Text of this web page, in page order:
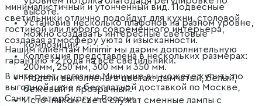
минималистичный и утонченный вид. Подвесные
светильники отлично подойдут для кухни, столовой,
гостиной или любого современного интерьера,
создавая атмосферу уюта и изысканности.
высоте.
Установив несколько плафонов на разном уровне,
можно создавать интересные световые
композиции.
Коллекция представлена в нескольких размерах:
200мм, 250 мм, 300 мм и 350 мм.
Модели выполнены в цветах: дымчатый, белый,
бежевый и прозрачный.
Источником света служат сменные лампы с
Нашим клиентам Minimir мы дарим дополнительную
гарантию +2 года на все светильники.
В интернет-магазине Минимир вы можете купить по
выгодной цене с бесплатной доставкой по Москве,
Санкт-Петербургу и России.